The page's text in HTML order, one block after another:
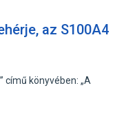
az S100A4
című könyvében: „A